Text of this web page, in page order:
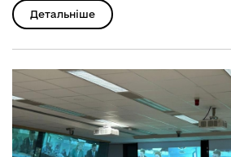
Детальніше